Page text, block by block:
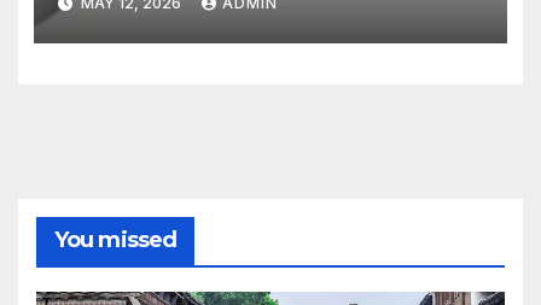
община
You missed